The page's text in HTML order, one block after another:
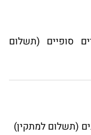
סופיים (תשלום
(תשלום למתקין)